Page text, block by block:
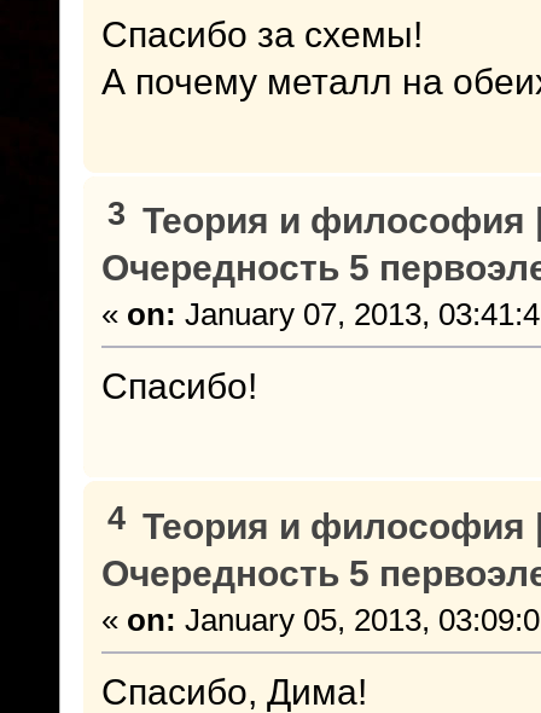
Спасибо за схемы!
А почему металл на
3 Теория и философия
Очередность 5
« on: January 07, 2013,
Спасибо!
4 Теория и философия
Очередность 5
« on: January 05, 2013,
Спасибо, Дима!